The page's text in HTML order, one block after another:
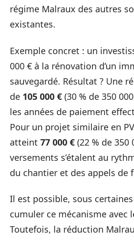
régime Malraux des autres
existantes.
Exemple concret : un
000 € à la rénovation d’un
sauvegardé. Résultat ? Une
de 105 000 € (30 % de 350
les années de paiement
Pour un projet similaire en
atteint 77 000 € (22 % de 350
versements s’étalent au
du chantier et des appels de
Il est possible, sous
cumuler ce mécanisme avec
Toutefois, la réduction